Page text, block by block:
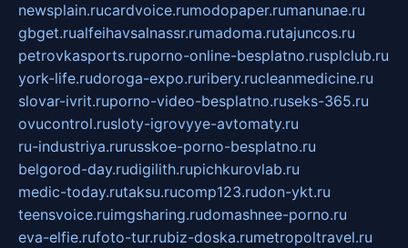
newsplain.rucardvoice.rumodopaper.rumanunae.ru
gbget.rualfeihavsalnassr.rumadoma.rutajuncos.ru
petrovkasports.ruporno-online-besplatno.rusplclub.ru
york-life.rudoroga-expo.ruribery.rucleanmedicine.ru
slovar-ivrit.ruporno-video-besplatno.ruseks-365.ru
ovucontrol.rusloty-igrovyye-avtomaty.ru
ru-industriya.rurusskoe-porno-besplatno.ru
belgorod-day.rudigilith.rupichkurovlab.ru
medic-today.rutaksu.rucomp123.rudon-ykt.ru
teensvoice.ruimgsharing.rudomashnee-porno.ru
eva-elfie.rufoto-tur.rubiz-doska.rumetropoltravel.ru